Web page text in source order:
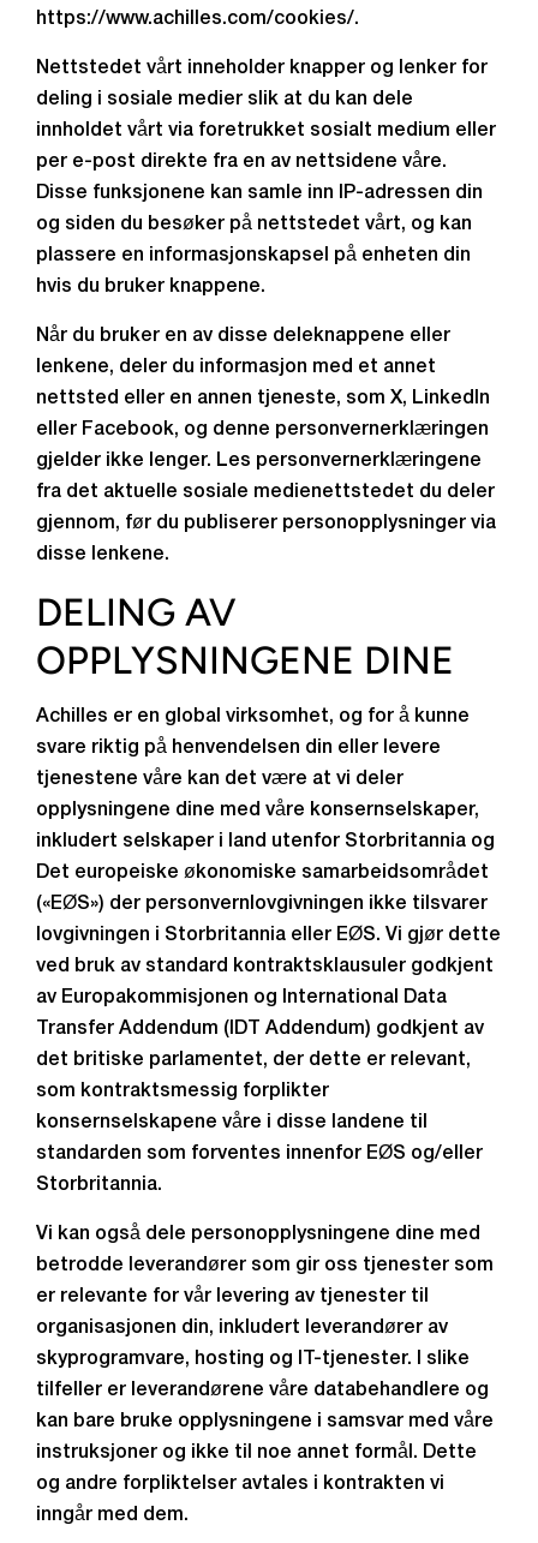
https://www.achilles.com/cookies/.
Nettstedet vårt inneholder knapper og lenker for
deling i sosiale medier slik at du kan dele
innholdet vårt via foretrukket sosialt medium eller
per e-post direkte fra en av nettsidene våre.
Disse funksjonene kan samle inn IP-adressen din
og siden du besøker på nettstedet vårt, og kan
plassere en informasjonskapsel på enheten din
hvis du bruker knappene.
Når du bruker en av disse deleknappene eller
lenkene, deler du informasjon med et annet
nettsted eller en annen tjeneste, som X, LinkedIn
eller Facebook, og denne personvernerklæringen
gjelder ikke lenger. Les personvernerklæringene
fra det aktuelle sosiale medienettstedet du deler
gjennom, før du publiserer personopplysninger via
disse lenkene.
DELING AV
OPPLYSNINGENE DINE
Achilles er en global virksomhet, og for å kunne
svare riktig på henvendelsen din eller levere
tjenestene våre kan det være at vi deler
opplysningene dine med våre konsernselskaper,
inkludert selskaper i land utenfor Storbritannia og
Det europeiske økonomiske samarbeidsområdet
(«EØS») der personvernlovgivningen ikke tilsvarer
lovgivningen i Storbritannia eller EØS. Vi gjør dette
ved bruk av standard kontraktsklausuler godkjent
av Europakommisjonen og International Data
Transfer Addendum (IDT Addendum) godkjent av
det britiske parlamentet, der dette er relevant,
som kontraktsmessig forplikter
konsernselskapene våre i disse landene til
standarden som forventes innenfor EØS og/eller
Storbritannia.
Vi kan også dele personopplysningene dine med
betrodde leverandører som gir oss tjenester som
er relevante for vår levering av tjenester til
organisasjonen din, inkludert leverandører av
skyprogramvare, hosting og IT-tjenester. I slike
tilfeller er leverandørene våre databehandlere og
kan bare bruke opplysningene i samsvar med våre
instruksjoner og ikke til noe annet formål. Dette
og andre forpliktelser avtales i kontrakten vi
inngår med dem.